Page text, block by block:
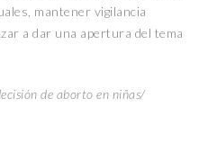
mantener vigilancia
a dar una apertura del tema
de aborto en niñas/